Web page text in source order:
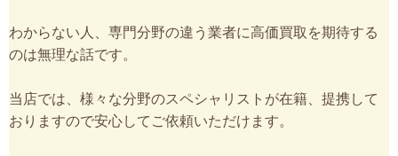
わからない人、専門分野の違う業者に高価買取を期待する
のは無理な話です。
当店では、様々な分野のスペシャリストが在籍、提携して
おりますので安心してご依頼いただけます。